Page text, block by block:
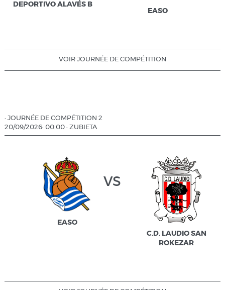
DEPORTIVO ALAVÉS B
EASO
VOIR JOURNÉE DE COMPÉTITION
· JOURNÉE DE COMPÉTITION 2
20/09/2026· 00:00 · ZUBIETA
EASO
vs
C.D. LAUDIO SAN
ROKEZAR